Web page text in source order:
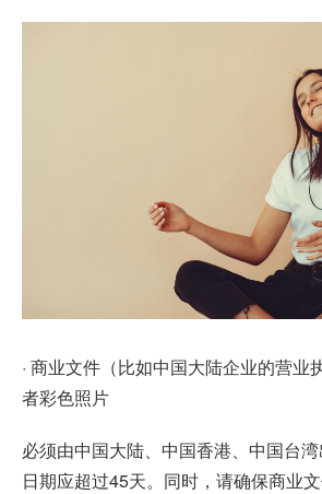
· 商业文件（比如中国大陆企业的营业
者彩色照片
必须由中国大陆、中国香港、中国台
日期应超过45天。同时，请确保商业